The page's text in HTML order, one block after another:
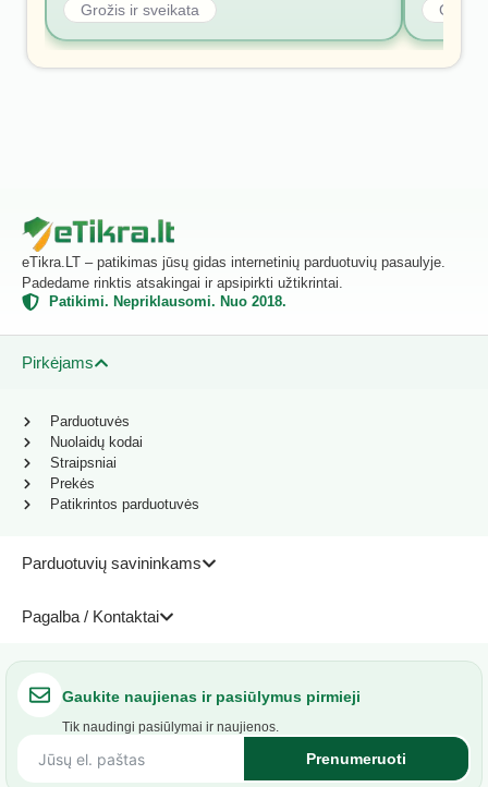
Grožis ir sveikata Grožis
eTikra.LT – patikimas jūsų gidas internetinių parduotuvių pasaulyje.
Padedame rinktis atsakingai ir apsipirkti užtikrintai.
Patikimi. Nepriklausomi. Nuo 2018.
Pirkėjams
Parduotuvių savininkams
Pagalba / Kontaktai
Parduotuvės
Nuolaidų kodai
Straipsniai
Prekės
Patikrintos parduotuvės
Gaukite naujienas ir pasiūlymus pirmieji
Tik naudingi pasiūlymai ir naujienos.
Prenumeruoti